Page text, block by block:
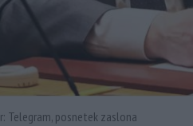
Telegram, posnetek zaslona